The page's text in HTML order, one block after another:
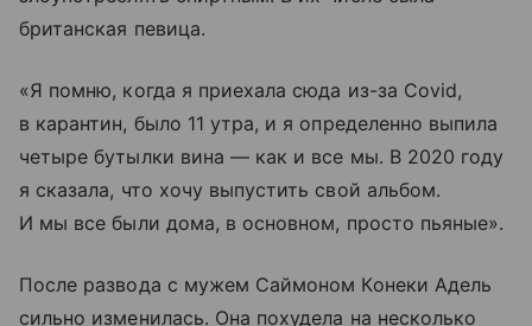
британская певица.
«Я помню, когда я приехала сюда из-за Covid,
в карантин, было 11 утра, и я определенно выпила
четыре бутылки вина — как и все мы. В 2020 году
я сказала, что хочу выпустить свой альбом.
И мы все были дома, в основном, просто пьяные».
После развода с мужем Саймоном Конеки Адель
сильно изменилась. Она похудела на несколько